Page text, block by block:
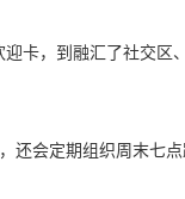
迎卡，到融汇了社交
还会定期组织周末七